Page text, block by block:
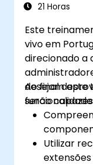
21 Horas
Este
vivo em
direcionado a
desejam
Ao final
serão
Utilizar
extensões